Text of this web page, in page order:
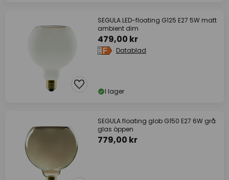
SEGULA LED-floating G125 E27 5W matt
ambient dim
479,00 kr
Datablad
I lager
SEGULA floating glob G150 E27 6W grå
glas öppen
779,00 kr